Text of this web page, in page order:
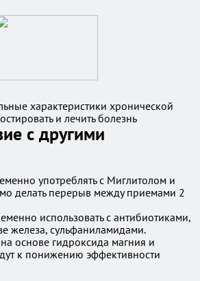
характеристики хронической
и лечить болезнь
с другими
употреблять с Миглитолом и
делать перерыв между приемами 2
использовать с антибиотиками,
железа, сульфаниламидами.
основе гидроксида магния и
к понижению эффективности